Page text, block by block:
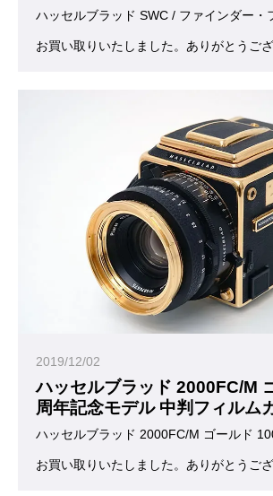
ハッセルブラッド SWC / ファインダー・
お買い取りいたしました。ありがとうござ
2019/12/02
ハッセルブラッド 2000FC/M
周年記念モデル 中判フィルム
ハッセルブラッド 2000FC/M ゴールド
お買い取りいたしました。ありがとうござ